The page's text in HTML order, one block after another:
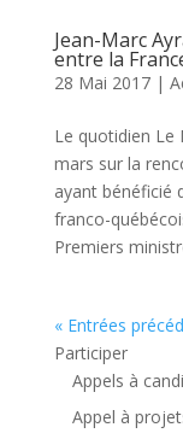
Jean-Marc
entre la
28 Mai 2017|
Le quotidien Le
mars sur la
ayant bénéficié
franco-
Premiers
« Entrées
Participer
Appels à
Appel à